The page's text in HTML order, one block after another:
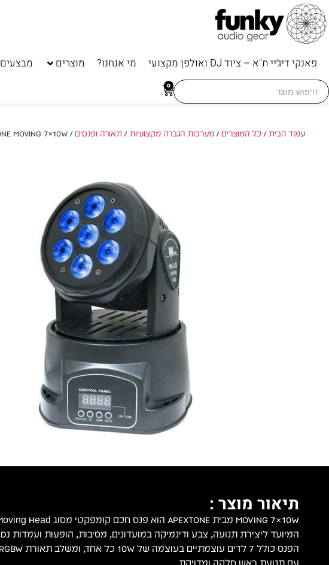
פאנקי דיג׳יי ת"א – ציוד DJ ואולפן מקצועי מי אנחנו? מוצרים מבצעים
Search
for:
0
עמוד הבית/ כל המוצרים /מערכות הגברה מקצועיות/ תאורה ופנסים / APEXTONE MOVING 7×10W – פנס חכם
תיאור מוצר :
המיועד ליצירת תנועה, צבע ודינמיקה במועדונים, מסיבות, הופעות ועמדות DJ.